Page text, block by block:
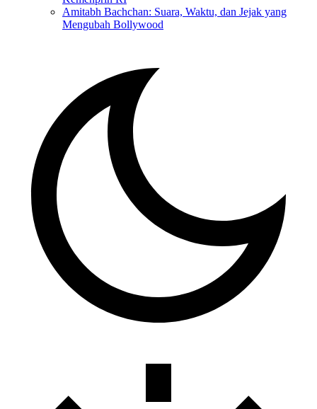
Amitabh Bachchan: Suara, Waktu, dan Jejak yang
Mengubah Bollywood